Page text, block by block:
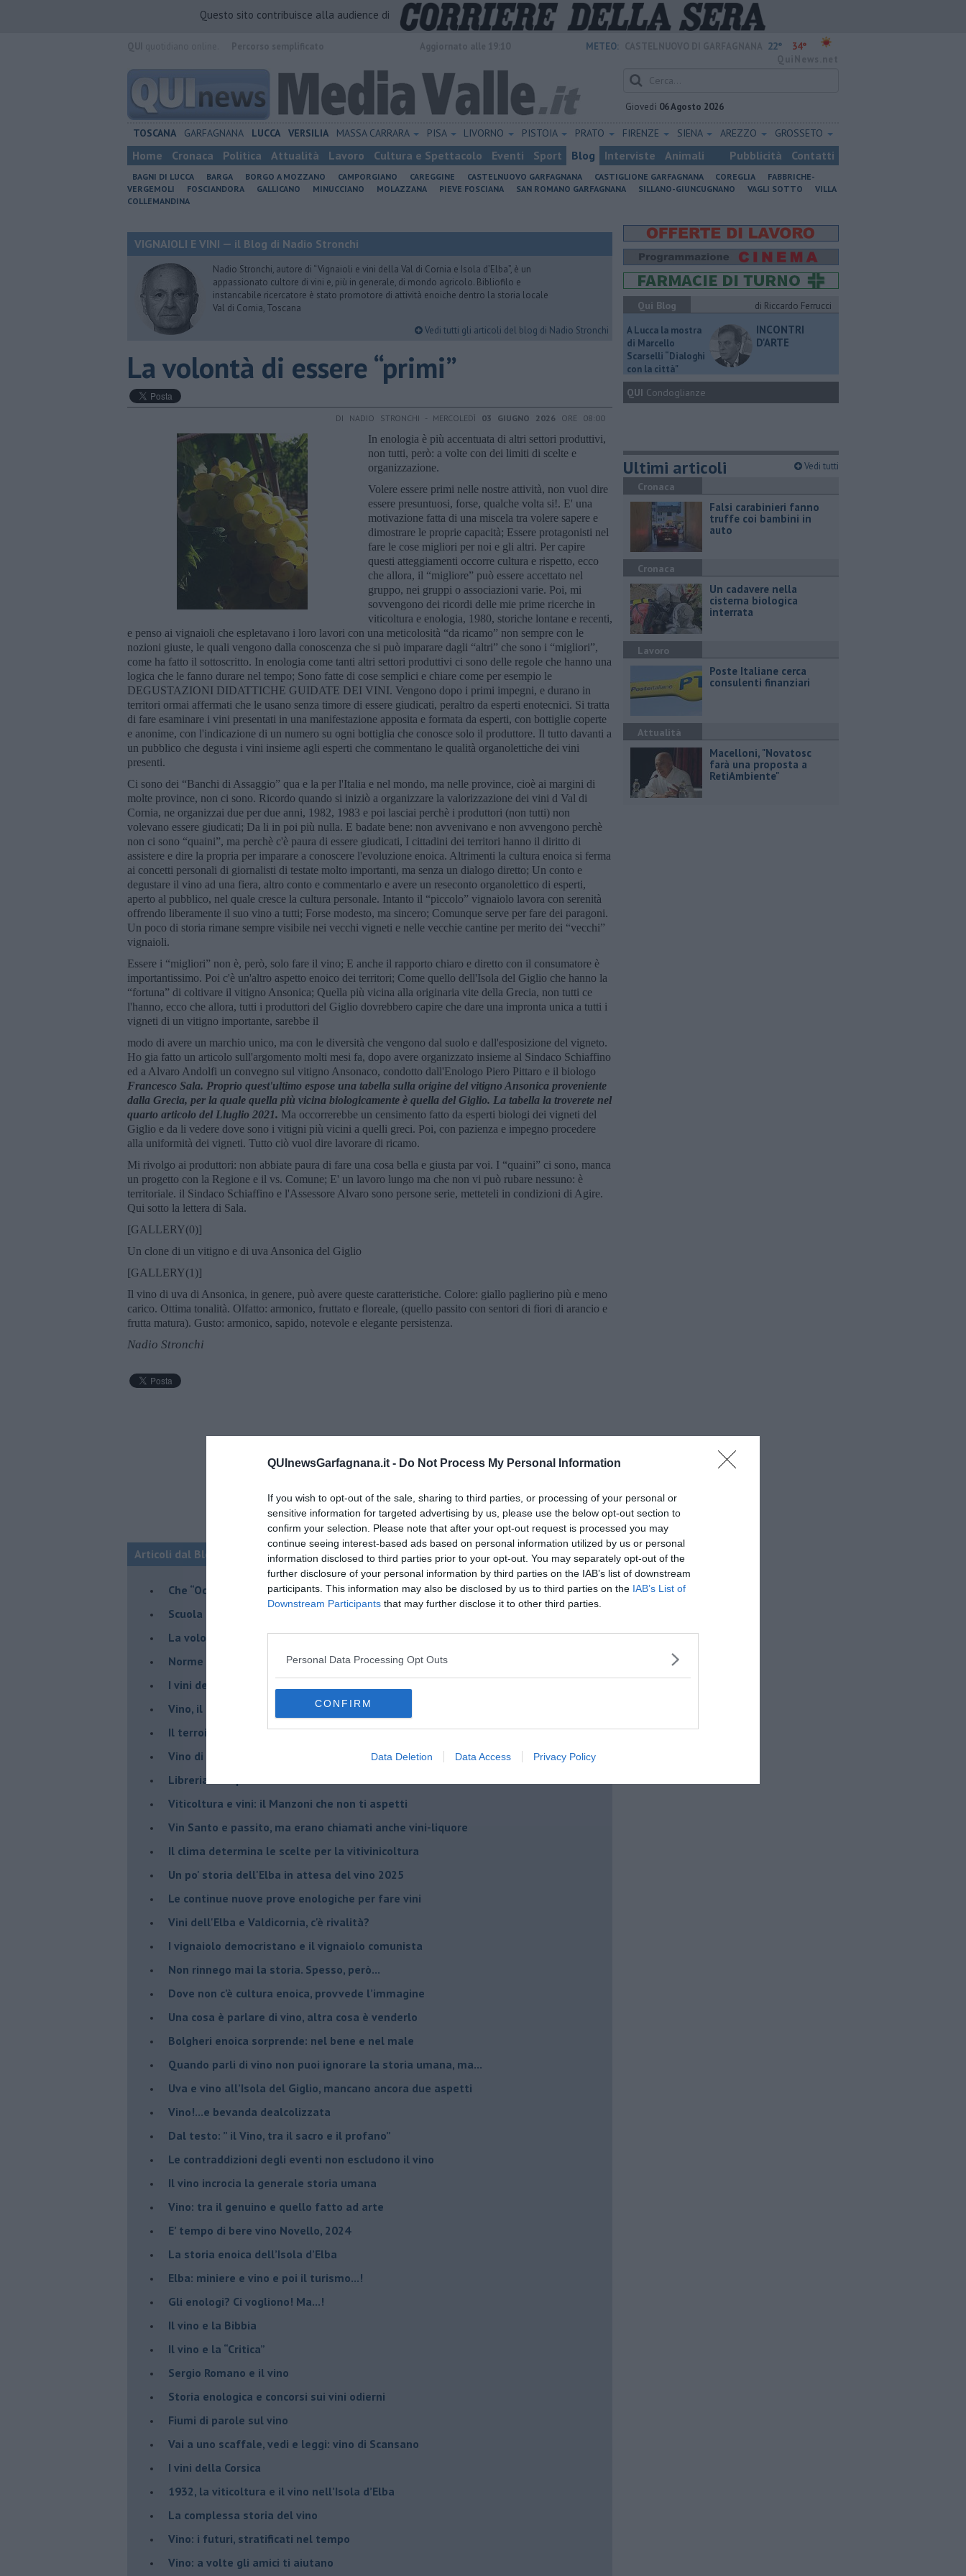
QUInewsGarfagnana.it - Do Not Process My Personal Information
If you wish to opt-out of the sale, sharing to third parties, or processing of your personal or
sensitive information for targeted advertising by us, please use the below opt-out section to
confirm your selection. Please note that after your opt-out request is processed you may
continue seeing interest-based ads based on personal information utilized by us or personal
information disclosed to third parties prior to your opt-out. You may separately opt-out of the
further disclosure of your personal information by third parties on the IAB’s list of downstream
participants. This information may also be disclosed by us to third parties on the IAB’s List of
Downstream Participants that may further disclose it to other third parties.
Personal Data Processing Opt Outs
CONFIRM
Data Deletion Data Access Privacy Policy
Questo sito contribuisce alla audience di
METEO: 22° 34°
Giovedì 06 Agosto 2026
TOSCANA GARFAGNANA LUCCA VERSILIA MASSA CARRARA PISA LIVORNO PISTOIA PRATO FIRENZE SIENA AREZZO GROSSETO
Home Cronaca Politica Attualità Lavoro Cultura e Spettacolo Eventi Sport Blog Interviste Animali Pubblicità Contatti
BAGNI DI LUCCA BARGA BORGO A MOZZANO CAMPORGIANO CAREGGINE CASTELNUOVO GARFAGNANA CASTIGLIONE GARFAGNANA COREGLIA
FABBRICHE-
VERGEMOLI
FOSCIANDORA GALLICANO MINUCCIANO MOLAZZANA PIEVE FOSCIANA SAN ROMANO GARFAGNANA SILLANO-GIUNCUGNANO VAGLI SOTTO
VILLA
COLLEMANDINA
VIGNAIOLI E VINI — il Blog di Nadio Stronchi
Nadio Stronchi, autore di “Vignaioli e vini della Val di Cornia e Isola d’Elba”, è un
appassionato cultore di vini e, più in generale, di mondo agricolo. Bibliofilo e
instancabile ricercatore è stato promotore di attività enoiche dentro la storia locale
Val di Cornia, Toscana
Vedi tutti gli articoli del blog di Nadio Stronchi
​La volontà di essere “primi”
DI NADIO STRONCHI - MERCOLEDÌ 03 GIUGNO 2026 ORE 08:00
In enologia è più accentuata di altri settori produttivi,
non tutti, però: a volte con dei limiti di scelte e
organizzazione.
Volere essere primi nelle nostre attività, non vuol dire
essere presuntuosi, forse, qualche volta si!. E' una
motivazione fatta di una miscela tra volere sapere e
dimostrare le proprie capacità; Essere protagonisti nel
fare le cose migliori per noi e gli altri. Per capire
questi atteggiamenti occorre cultura e rispetto, ecco
che allora, il “migliore” può essere accettato nel
gruppo, nei gruppi o associazioni varie. Poi, mi
sovvengono dei ricordi delle mie prime ricerche in
viticoltura e enologia, 1980, storiche lontane e recenti,
e penso ai vignaioli che espletavano i loro lavori con una meticolosità “da ricamo” non sempre con le
nozioni giuste, le quali vengono dalla conoscenza che si può imparare dagli “altri” che sono i “migliori”,
come ha fatto il sottoscritto. In enologia come tanti altri settori produttivi ci sono delle regole che hanno una
logica che le fanno durare nel tempo; Sono fatte di cose semplici e chiare come per esempio le
DEGUSTAZIONI DIDATTICHE GUIDATE DEI VINI. Vengono dopo i primi impegni, e durano in
territori ormai affermati che le usano senza timore di essere giudicati, peraltro da esperti enotecnici. Si tratta
di fare esaminare i vini presentati in una manifestazione apposita e formata da esperti, con bottiglie coperte
e anonime, con l'indicazione di un numero su ogni bottiglia che conosce solo il produttore. Il tutto davanti a
un pubblico che degusta i vini insieme agli esperti che commentano le qualità organolettiche dei vini
presenti.
Ci sono dei “Banchi di Assaggio” qua e la per l'Italia e nel mondo, ma nelle province, cioè ai margini di
molte province, non ci sono. Ricordo quando si iniziò a organizzare la valorizzazione dei vini d Val di
Cornia, ne organizzai due per due anni, 1982, 1983 e poi lasciai perchè i produttori (non tutti) non
volevano essere giudicati; Da li in poi più nulla. E badate bene: non avvenivano e non avvengono perchè
non ci sono “quaini”, ma perchè c'è paura di essere giudicati, I cittadini dei territori hanno il diritto di
assistere e dire la propria per imparare a conoscere l'evoluzione enoica. Altrimenti la cultura enoica si ferma
ai concetti personali di giornalisti di testate molto importanti, ma senza un dialogo diretto; Un conto e
degustare il vino ad una fiera, altro conto e commentarlo e avere un reseconto organolettico di esperti,
aperto al pubblico, nel quale cresce la cultura personale. Intanto il “piccolo” vignaiolo lavora con serenità
offrendo liberamente il suo vino a tutti; Forse modesto, ma sincero; Comunque serve per fare dei paragoni.
Un poco di storia rimane sempre visibile nei vecchi vigneti e nelle vecchie cantine per merito dei “vecchi”
vignaioli.
Essere i “migliori” non è, però, solo fare il vino; E anche il rapporto chiaro e diretto con il consumatore è
importantissimo. Poi c'è un'altro aspetto enoico dei territori; Come quello dell'Isola del Giglio che hanno la
“fortuna” di coltivare il vitigno Ansonica; Quella più vicina alla originaria vite della Grecia, non tutti ce
l'hanno, ecco che allora, tutti i produttori del Giglio dovrebbero capire che dare una impronta unica a tutti i
vigneti di un vitigno importante, sarebbe il
modo di avere un marchio unico, ma con le diversità che vengono dal suolo e dall'esposizione del vigneto.
Ho gia fatto un articolo sull'argomento molti mesi fa, dopo avere organizzato insieme al Sindaco Schiaffino
ed a Alvaro Andolfi un convegno sul vitigno Ansonaco, condotto dall'Enologo Piero Pittaro e il biologo
Francesco Sala. Proprio quest'ultimo espose una tabella sulla origine del vitigno Ansonica proveniente
dalla Grecia, per la quale quella più vicina biologicamente è quella del Giglio. La tabella la troverete nel
quarto articolo del Lluglio 2021. Ma occorrerebbe un censimento fatto da esperti biologi dei vigneti del
Giglio e da li vedere dove sono i vitigni più vicini a quelli greci. Poi, con pazienza e impegno procedere
alla uniformità dei vigneti. Tutto ciò vuol dire lavorare di ricamo.
Mi rivolgo ai produttori: non abbiate paura di fare una cosa bella e giusta par voi. I “quaini” ci sono, manca
un progetto con la Regione e il vs. Comune; E' un lavoro lungo ma che non vi può rubare nessuno: è
territoriale. il Sindaco Schiaffino e l'Assessore Alvaro sono persone serie, metteteli in condizioni di Agire.
Qui sotto la lettera di Sala.
[GALLERY(0)]
Un clone di un vitigno e di uva Ansonica del Giglio
[GALLERY(1)]
Il vino di uva di Ansonica, in genere, può avere queste caratteristiche. Colore: giallo paglierino più e meno
carico. Ottima tonalità. Olfatto: armonico, fruttato e floreale, (quello passito con sentori di fiori di arancio e
frutta matura). Gusto: armonico, sapido, notevole e elegante persistenza.
Nadio Stronchi
Articoli dal Blog “Vignaioli e vini” di Nadio Stronchi
​Che “Odissea sia”
Scuola di vita e creatività
​La volontà di essere “primi”
Norme viticole e enologiche che miglioreranno la qualità
​I vini della Maremma si stanno arricchendo
Vino, il clima ci mette alle “corde”
Il terroir necessario per il vino del futuro
​Vino di uva di Malvasia Istriana: in Maremma usata poco
​Libreria antiquaria e il “vino scritto”
​Viticoltura e vini: il Manzoni che non ti aspetti
​Vin Santo e passito, ma erano chiamati anche vini-liquore
Il clima determina le scelte per la vitivinicoltura
Un po' storia dell'Elba in attesa del vino 2025
Le continue nuove prove enologiche per fare vini
Vini dell'Elba e Valdicornia, c'è rivalità?
​I vignaiolo democristano e il vignaiolo comunista
​Non rinnego mai la storia. Spesso, però...
​Dove non c’è cultura enoica, provvede l’immagine
​Una cosa è parlare di vino, altra cosa è venderlo
Bolgheri enoica sorprende: nel bene e nel male
​Quando parli di vino non puoi ignorare la storia umana, ma...
Uva e vino all’Isola del Giglio, mancano ancora due aspetti
​Vino!...e bevanda dealcolizzata
​Dal testo: ” il Vino, tra il sacro e il profano”
Le contraddizioni degli eventi non escludono il vino
​Il vino incrocia la generale storia umana
Vino: tra il genuino e quello fatto ad arte
E’ tempo di bere vino Novello, 2024
La storia enoica dell’Isola d’Elba
Elba: miniere e vino e poi il turismo...!
​Gli enologi? Ci vogliono! Ma...!
​Il vino e la Bibbia
​Il vino e la “Critica”
Sergio Romano e il vino
​Storia enologica e concorsi sui vini odierni
Fiumi di parole sul vino
​Vai a uno scaffale, vedi e leggi: vino di Scansano
​I vini della Corsica
​1932, la viticoltura e il vino nell’Isola d’Elba
​La complessa storia del vino
​Vino: i futuri, stratificati nel tempo
Vino: a volte gli amici ti aiutano
Qui Blog
di Riccardo Ferrucci
A Lucca la mostra
di Marcello
Scarselli “Dialoghi
con la città"
INCONTRI
D'ARTE
QUI Condoglianze
Ultimi articoli Vedi tutti
Cronaca
Falsi carabinieri fanno
truffe coi bambini in
auto
Cronaca
Un cadavere nella
cisterna biologica
interrata
Lavoro
Poste Italiane cerca
consulenti finanziari
Attualità
Macelloni, "Novatosc
farà una proposta a
RetiAmbiente"